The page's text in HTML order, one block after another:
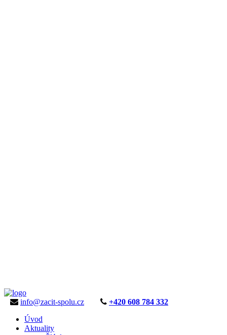
info@zacit-spolu.cz
+420 608 784 332
Úvod
Aktuality